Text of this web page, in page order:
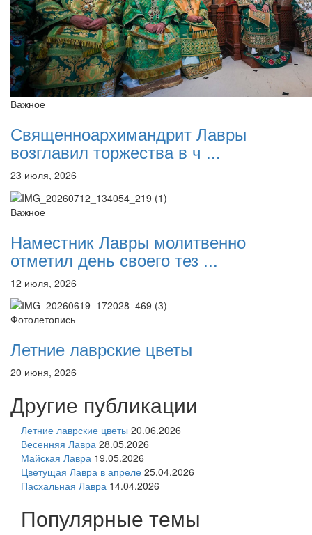
Важное
Священноархимандрит Лавры
возглавил торжества в ч ...
23 июля, 2026
Важное
Наместник Лавры молитвенно
отметил день своего тез ...
12 июля, 2026
Фотолетопись
Летние лаврские цветы
20 июня, 2026
Другие публикации
Летние лаврские цветы 20.06.2026
Весенняя Лавра 28.05.2026
Майская Лавра 19.05.2026
Цветущая Лавра в апреле 25.04.2026
Пасхальная Лавра 14.04.2026
Популярные темы